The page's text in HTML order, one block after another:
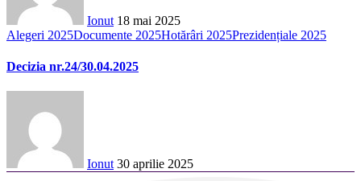
Ionut 18 mai 2025
Alegeri 2025Documente 2025Hotărâri 2025Prezidențiale 2025
Decizia nr.24/30.04.2025
Ionut 30 aprilie 2025